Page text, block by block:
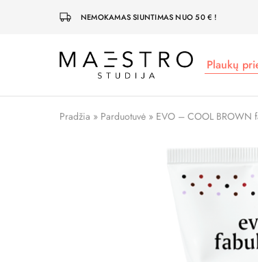
NEMOKAMAS SIUNTIMAS NUO 50 € !
Maestro Plaukų
Pradžia » Parduotuvė » EVO – COOL BROWN